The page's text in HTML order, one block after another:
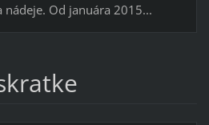
nádeje. Od januára 2015...